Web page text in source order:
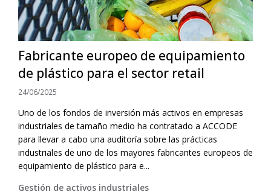
Fabricante europeo de equipamiento
de plástico para el sector retail
24/06/2025
Uno de los fondos de inversión más activos en empresas
industriales de tamaño medio ha contratado a ACCODE
para llevar a cabo una auditoría sobre las prácticas
industriales de uno de los mayores fabricantes europeos de
equipamiento de plástico para e...
Gestión de activos industriales